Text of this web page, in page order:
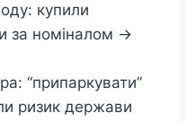
купили
за номіналом →
“припаркувати”
ризик держави